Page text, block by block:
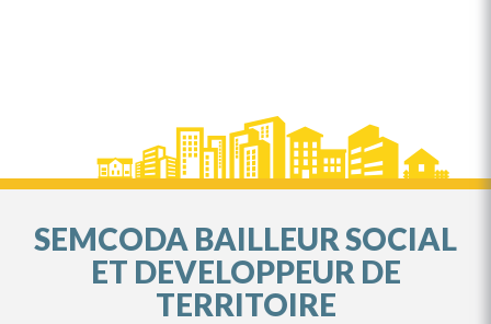
SEMCODA BAILLEUR SOCIAL
ET DEVELOPPEUR DE
TERRITOIRE